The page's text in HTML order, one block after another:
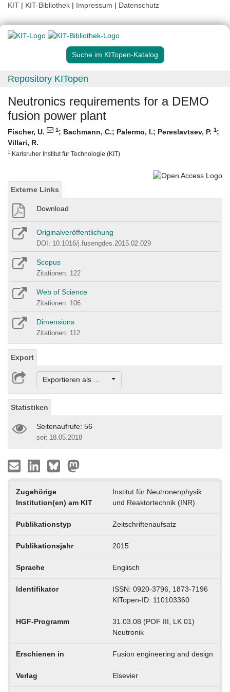
KIT | KIT-Bibliothek | Impressum | Datenschutz
Suche im KITopen-Katalog
Repository KITopen
Neutronics requirements for a DEMO
fusion power plant
Fischer, U. 1; Bachmann, C.; Palermo, I.; Pereslavtsev, P. 1;
Villari, R.
1 Karlsruher Institut für Technologie (KIT)
Externe Links
Download
Originalveröffentlichung
DOI: 10.1016/j.fusengdes.2015.02.029
Scopus
Zitationen: 122
Web of Science
Zitationen: 106
Dimensions
Zitationen: 112
Export
Exportieren als ...
Statistiken
Seitenaufrufe: 56
seit 18.05.2018
Zugehörige
Institution(en) am KIT
Institut für Neutronenphysik
und Reaktortechnik (INR)
Publikationstyp Zeitschriftenaufsatz
Publikationsjahr 2015
Sprache Englisch
Identifikator
ISSN: 0920-3796, 1873-7196
KITopen-ID: 110103360
HGF-Programm
31.03.08 (POF III, LK 01)
Neutronik
Erschienen in Fusion engineering and design
Verlag Elsevier